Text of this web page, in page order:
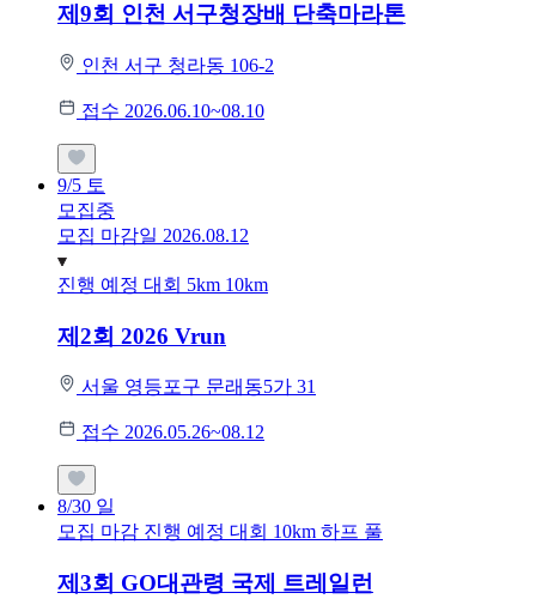
제9회 인천 서구청장배 단축마라톤
인천 서구 청라동 106-2
접수 2026.06.10~08.10
9/5 토
모집중
모집 마감일 2026.08.12
진행 예정 대회 5km 10km
제2회 2026 Vrun
서울 영등포구 문래동5가 31
접수 2026.05.26~08.12
8/30 일
모집 마감 진행 예정 대회 10km 하프 풀
제3회 GO대관령 국제 트레일런